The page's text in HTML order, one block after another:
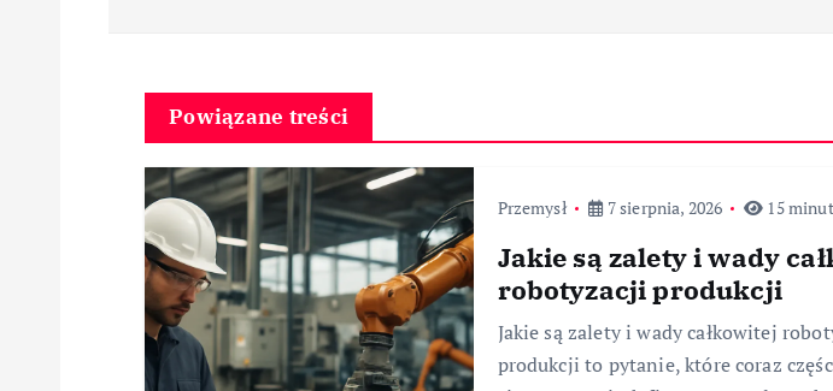
Powiązane treści
Przemysł 7 sierpnia, 2026 15
Jakie są zalety i wady
robotyzacji produkcji
Jakie są zalety i wady całkowitej
produkcji to pytanie, które coraz